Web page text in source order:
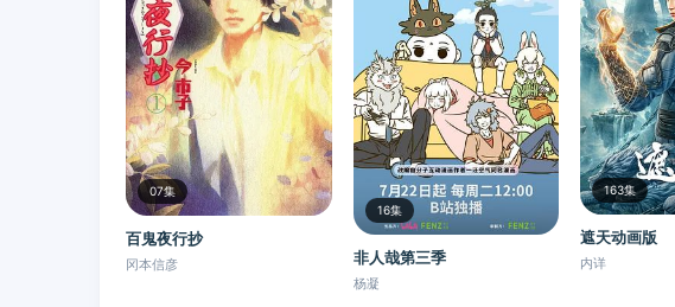
07集
百鬼夜行抄
冈本信彦
16集
非人哉第三季
杨凝
163集
遮天动画版
内详